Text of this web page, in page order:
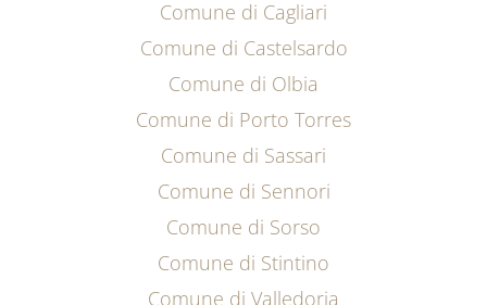
Comune di Cagliari
Comune di Castelsardo
Comune di Olbia
Comune di Porto Torres
Comune di Sassari
Comune di Sennori
Comune di Sorso
Comune di Stintino
Comune di Valledoria